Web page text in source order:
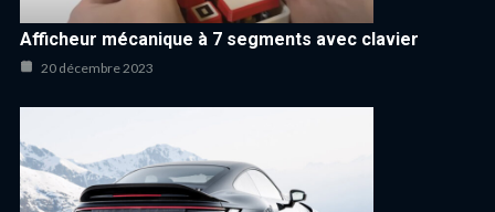
Afficheur mécanique à 7 segments avec clavier
20 décembre 2023